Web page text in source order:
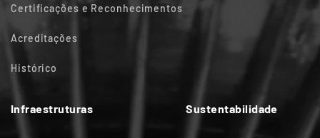
Certificações e Reconhecimentos
Acreditações
Histórico
Infraestruturas Sustentabilidade